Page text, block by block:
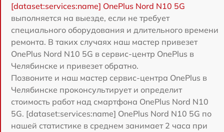
[dataset:services:name] OnePlus Nord N10 5G
выполняется на выезде, если не требует
специального оборудования и длительного времени
ремонта. В таких случаях наш мастер привезет
OnePlus Nord N10 5G в сервис-центр OnePlus в
Челябинске и привезет обратно.
Позвоните и наш мастер сервис-центра OnePlus в
Челябинске проконсультирует и определит
стоимость работ над смартфона OnePlus Nord N10
5G. [dataset:services:name] OnePlus Nord N10 5G по
нашей статистике в среднем занимает 2 часа при